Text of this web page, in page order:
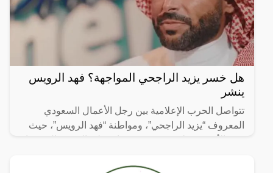
هل خسر يزيد الراجحي المواجهة؟ فهد الرويس
ينشر
تتواصل الحرب الإعلامية بين رجل الأعمال السعودي
المعروف “يزيد الراجحي”، ومواطنة “فهد الرويس”، حيث